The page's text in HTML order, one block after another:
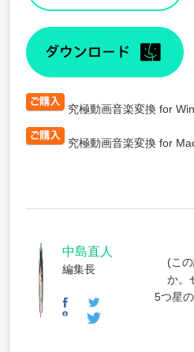
究極動画音楽変換 for
究極動画音楽変換 for
中島直人
編集長
(こ
か。
5つ星